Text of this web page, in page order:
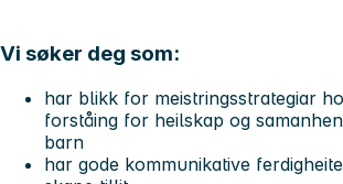
Vi søker deg som:
har blikk for meistringsstrategiar
forståing for heilskap og
barn
har gode kommunikative